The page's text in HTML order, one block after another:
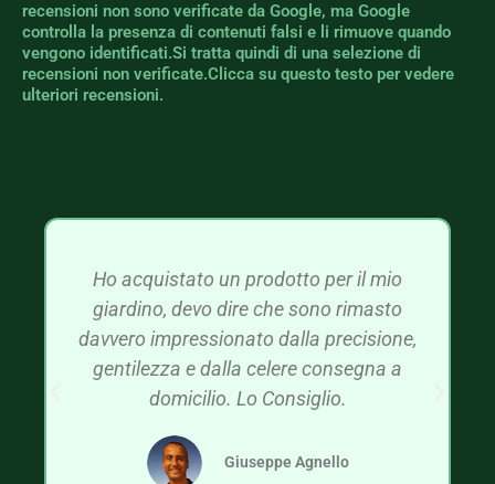
recensioni non sono verificate da Google, ma Google
controlla la presenza di contenuti falsi e li rimuove quando
vengono identificati.Si tratta quindi di una selezione di
recensioni non verificate.Clicca su questo testo per vedere
ulteriori recensioni.
Ho acquistato un prodotto per il mio
giardino, devo dire che sono rimasto
davvero impressionato dalla precisione,
gentilezza e dalla celere consegna a
domicilio. Lo Consiglio.
Giuseppe Agnello